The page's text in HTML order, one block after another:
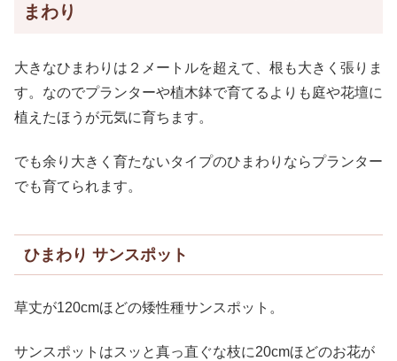
まわり
大きなひまわりは２メートルを超えて、根も大きく張りま
す。なのでプランターや植木鉢で育てるよりも庭や花壇に
植えたほうが元気に育ちます。
でも余り大きく育たないタイプのひまわりならプランター
でも育てられます。
ひまわり サンスポット
草丈が120cmほどの矮性種サンスポット。
サンスポットはスッと真っ直ぐな枝に20cmほどのお花が